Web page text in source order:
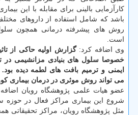
كارآزمایی بالینی برای مقابله با این
باشد كه شامل استفاده از داروهای
روش های پیشرفته درمانی همچون
است.
وی اضافه كرد:گزارش اولیه حاكی از
خصوصا سلول های بنیادی مزانشیمی در
ایمنی و ترمیم بافت های لطمه دیده
می تواند روش موثری در درمان بیماری كووید ۱۹
عضو هیات علمی پژوهشگاه رویان
شروع این بیماری مراكز فعال در حوزه
مثل پژوهشگاه رویان، مراكز تحقیقاتی